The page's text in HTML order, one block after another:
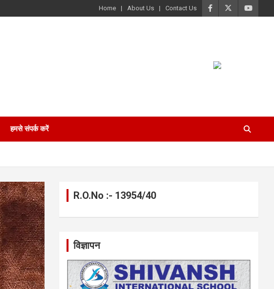
Home About Us Contact Us
हमसे संपर्क करें
R.O.No :- 13954/40
विज्ञापन